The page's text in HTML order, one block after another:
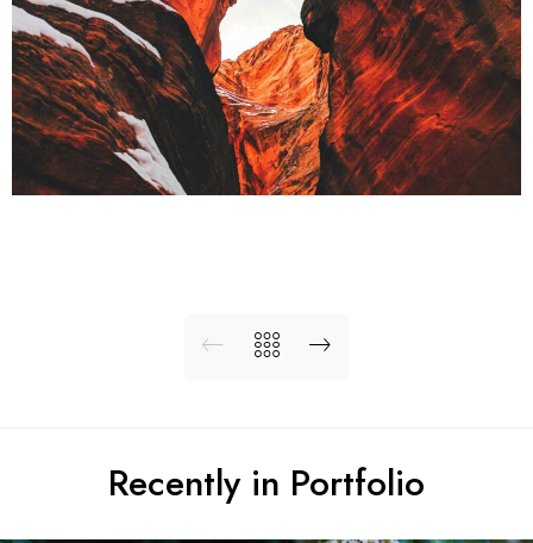
Recently in Portfolio